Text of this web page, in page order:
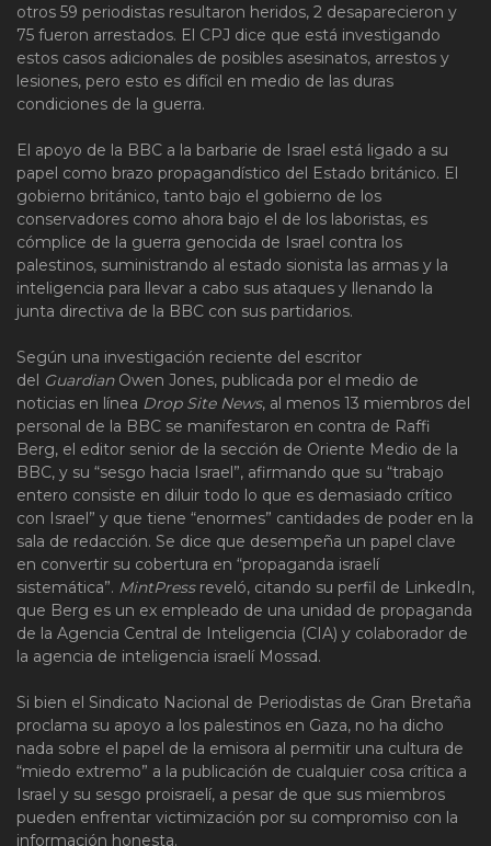
otros 59 periodistas resultaron heridos, 2 desaparecieron y
75 fueron arrestados. El CPJ dice que está investigando
estos casos adicionales de posibles asesinatos, arrestos y
lesiones, pero esto es difícil en medio de las duras
condiciones de la guerra.
El apoyo de la BBC a la barbarie de Israel está ligado a su
papel como brazo propagandístico del Estado británico. El
gobierno británico, tanto bajo el gobierno de los
conservadores como ahora bajo el de los laboristas, es
cómplice de la guerra genocida de Israel contra los
palestinos, suministrando al estado sionista las armas y la
inteligencia para llevar a cabo sus ataques y llenando la
junta directiva de la BBC con sus partidarios.
Según una investigación reciente del escritor
del GuardianOwen Jones, publicada por el medio de
noticias en línea Drop Site News, al menos 13 miembros del
personal de la BBC se manifestaron en contra de Raffi
Berg, el editor senior de la sección de Oriente Medio de la
BBC, y su “sesgo hacia Israel”, afirmando que su “trabajo
entero consiste en diluir todo lo que es demasiado crítico
con Israel” y que tiene “enormes” cantidades de poder en la
sala de redacción. Se dice que desempeña un papel clave
en convertir su cobertura en “propaganda israelí
sistemática”. MintPressreveló, citando su perfil de LinkedIn,
que Berg es un ex empleado de una unidad de propaganda
de la Agencia Central de Inteligencia (CIA) y colaborador de
la agencia de inteligencia israelí Mossad.
Si bien el Sindicato Nacional de Periodistas de Gran Bretaña
proclama su apoyo a los palestinos en Gaza, no ha dicho
nada sobre el papel de la emisora al permitir una cultura de
“miedo extremo” a la publicación de cualquier cosa crítica a
Israel y su sesgo proisraelí, a pesar de que sus miembros
pueden enfrentar victimización por su compromiso con la
información honesta.